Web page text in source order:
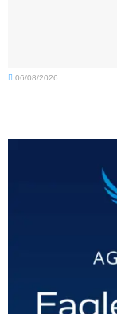
06/08/2026